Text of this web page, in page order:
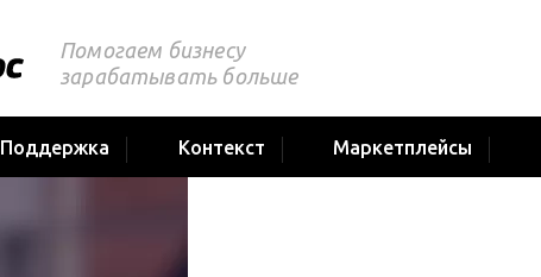
Помогаем бизнесу
зарабатывать больше
Поддержка Контекст Маркетплейсы